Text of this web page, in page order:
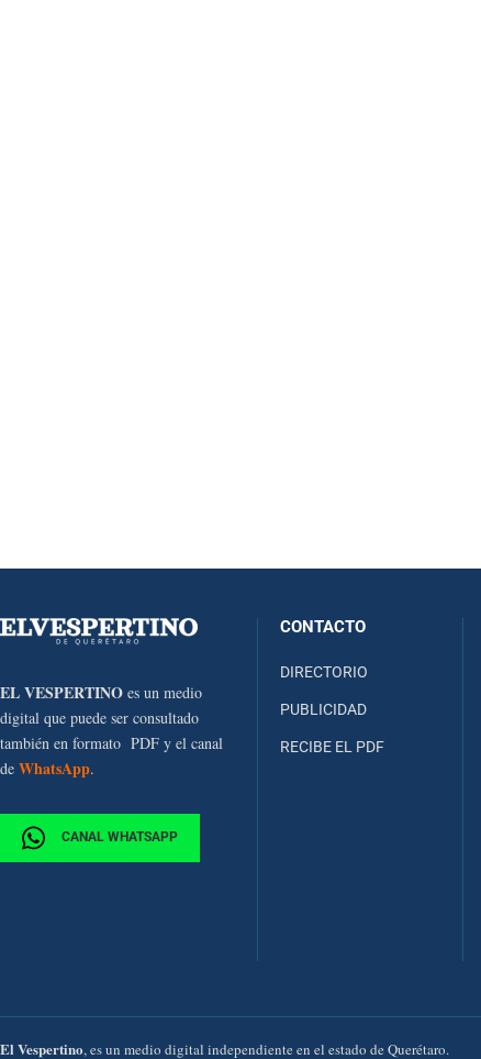
EL VESPERTINO es un medio
digital que puede ser consultado
también en formato PDF y el canal
de WhatsApp.
CANAL WHATSAPP
CONTACTO
DIRECTORIO
PUBLICIDAD
RECIBE EL PDF
El Vespertino, es un medio digital independiente en el estado de Querétaro.